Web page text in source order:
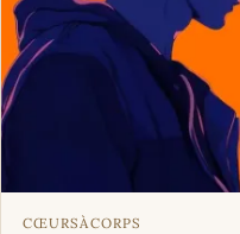
CŒURSÀCORPS